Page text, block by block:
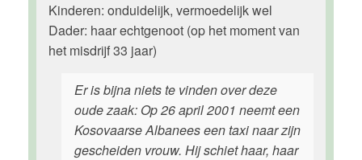
Kinderen: onduidelijk, vermoedelijk wel
Dader: haar echtgenoot (op het moment van
het misdrijf 33 jaar)
Er is bijna niets te vinden over deze
oude zaak: Op 26 april 2001 neemt een
Kosovaarse Albanees een taxi naar zijn
gescheiden vrouw. Hij schiet haar, haar